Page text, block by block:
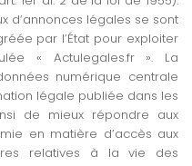
d’annonces légales se sont
par l’État pour exploiter
« Actulegales.fr ». La
numérique centrale
légale publiée dans les
de mieux répondre aux
en matière d’accès aux
relatives à la vie des